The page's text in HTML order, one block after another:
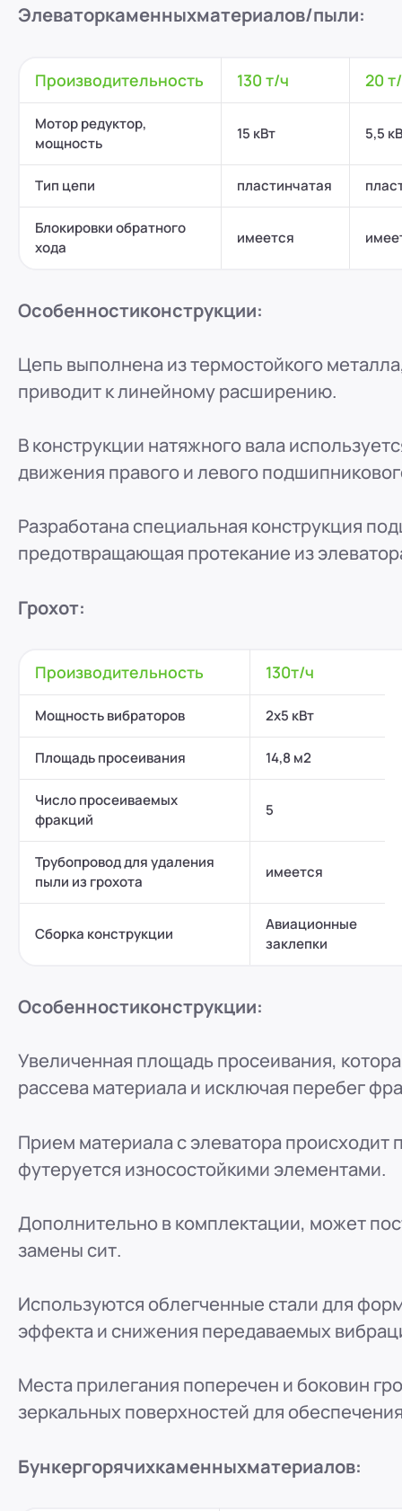
Элеваторкаменныхматериалов/пыли:
Производительность 130 т/ч 20
Мотор редуктор,
мощность
15 кВт 5,5
Тип цепи пластинчатая
Блокировки обратного
хода
имеется
Особенностиконструкции:
Цепь выполнена из термостойкого
приводит к линейному расширению.
В конструкции натяжного вала
движения правого и левого
Разработана специальная конструкция
предотвращающая протекание из
Грохот:
Производительность 130т/ч
Мощность вибраторов 2х5 кВт
Площадь просеивания 14,8 м2
Число просеиваемых
фракций
5
Трубопровод для удаления
пыли из грохота
имеется
Сборка конструкции
Авиационные
заклепки
Особенностиконструкции:
Увеличенная площадь просеивания,
рассева материала и исключая перебег
Прием материала с элеватора происходит
футеруется износостойкими элементами.
Дополнительно в комплектации, может
замены сит.
Используются облегченные стали для
эффекта и снижения передаваемых
Места прилегания поперечен и боковин
зеркальных поверхностей для
Бункергорячихкаменныхматериалов: